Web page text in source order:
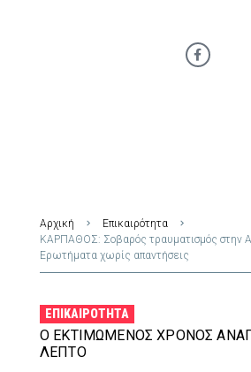
Αρχική
Επικαιρότητα
ΚΑΡΠΑΘΟΣ: Σοβαρός τραυματισμός στην
Ερωτήματα χωρίς απαντήσεις
ΕΠΙΚΑΙΡΌΤΗΤΑ
Ο ΕΚΤΙΜΏΜΕΝΟΣ ΧΡΌΝΟΣ
ΛΕΠΤΌ